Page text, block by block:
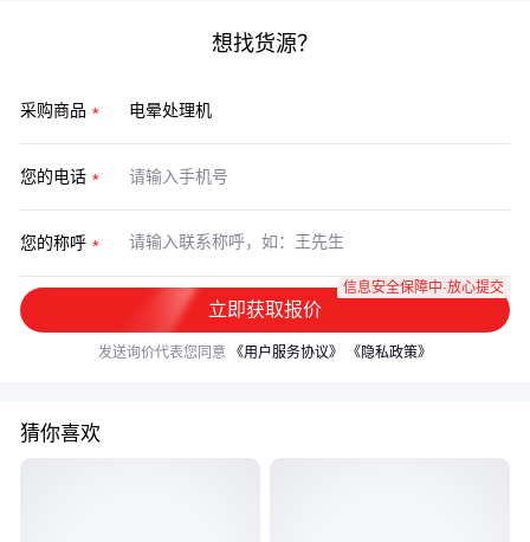
想找货源？
采购商品
您的电话
您的称呼
立即获取报价
信息安全保障中·放心提交
发送询价代表您同意 《用户服务协议》 《隐私政策》
猜你喜欢